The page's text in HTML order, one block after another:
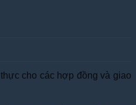
cho các hợp đồng và giao